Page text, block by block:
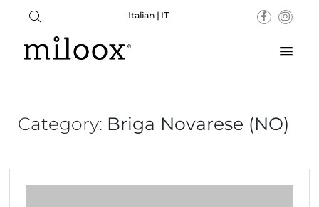
Italian | IT
Category: Briga Novarese (NO)